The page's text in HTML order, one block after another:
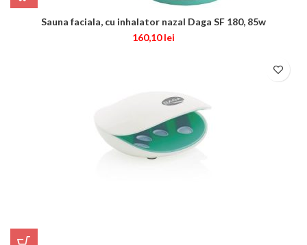
Sauna faciala, cu inhalator nazal Daga SF 180, 85w
160,10lei